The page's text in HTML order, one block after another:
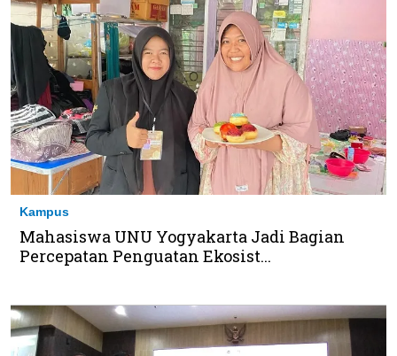
Kampus
Mahasiswa UNU Yogyakarta Jadi Bagian
Percepatan Penguatan Ekosist...